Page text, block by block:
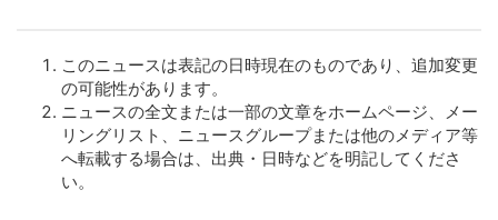
このニュースは表記の日時現在のものであり、追加変更
の可能性があります。
ニュースの全文または一部の文章をホームページ、メー
リングリスト、ニュースグループまたは他のメディア等
へ転載する場合は、出典・日時などを明記してくださ
い。